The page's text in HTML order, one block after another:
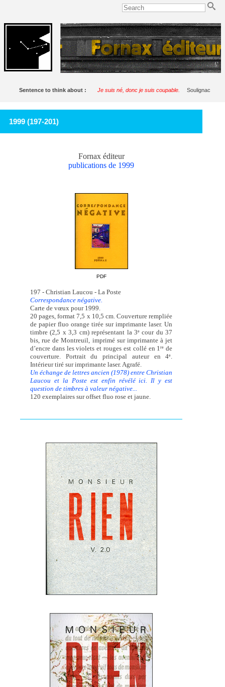
Sentence to think about : Je suis né, donc je suis coupable. Soulignac
1999 (197-201)
Fornax éditeur
publications de 1999
PDF
197 - Christian Laucou - La Poste
Correspondance négative.
Carte de vœux pour 1999.
20 pages, format 7,5 x 10,5 cm. Couverture rempliée
de papier fluo orange tirée sur imprimante laser. Un
timbre (2,5 x 3,3 cm) représentant la 3ecour du 37
bis, rue de Montreuil, imprimé sur imprimante à jet
d’encre dans les violets et rouges est collé en 1re de
couverture. Portrait du principal auteur en 4e
Intérieur tiré sur imprimante laser. Agrafé.
Un échange de lettres ancien (1978) entre Christian
Laucou et la Poste est enfin révélé ici. Il y est
question de timbres à valeur négative...
120 exemplaires sur offset fluo rose et jaune.